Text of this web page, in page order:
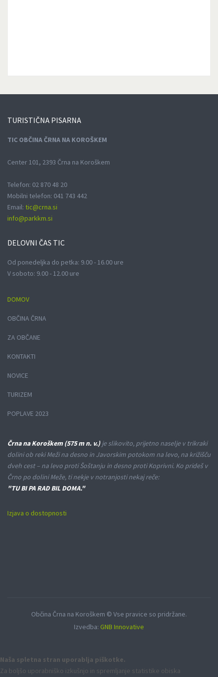
TURISTIČNA PISARNA
TIC OBČINA ČRNA NA KOROŠKEM
Center 101, 2393 Črna na Koroškem
Telefon: 02 870 48 20
Mobilni telefon: 041 743 442
Email: tic@crna.si
info@parkkm.si
DELOVNI ČAS TIC
Od ponedeljka do petka: 9.00 - 16.00 ure
V soboto: 9.00 - 12.00 ure
DOMOV
OBČINA ČRNA
ZA OBČANE
KONTAKTI
NOVICE
TURIZEM
POPLAVE 2023
Črna na Koroškem (575 m n. v.)je slikovito, prijetno naselje v trikraki
dolini ob reki Meži na desno in Javorskim potokom na levo, na križišču
dveh cest – na levo proti Šoštanju in desno proti Koprivni. Ko prideš v
Črno po dolini Meže, ti nekje v notranjosti nekaj reče:
"TU BI PA RAD BIL DOMA."
Izjava o dostopnosti
Občina Črna na Koroškem © Vse pravice so pridržane.
Izvedba: GNB Innovative
Naša spletna stran uporablja piškotke.
Za boljšo uporabniško izkušnjo in spremljanje statistike obiska